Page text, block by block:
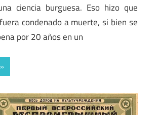
ciencia burguesa. Eso hizo que
condenado a muerte, si bien se
por 20 años en un